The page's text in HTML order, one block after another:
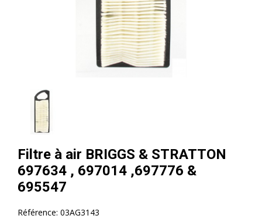
Filtre à air BRIGGS & STRATTON
697634 , 697014 ,697776 &
695547
Référence: 03AG3143